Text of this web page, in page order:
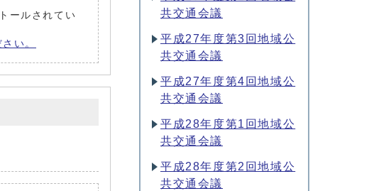
ールされてい
い。
共交通会議
平成27年度第3回地域公
共交通会議
平成27年度第4回地域公
共交通会議
平成28年度第1回地域公
共交通会議
平成28年度第2回地域公
共交通会議